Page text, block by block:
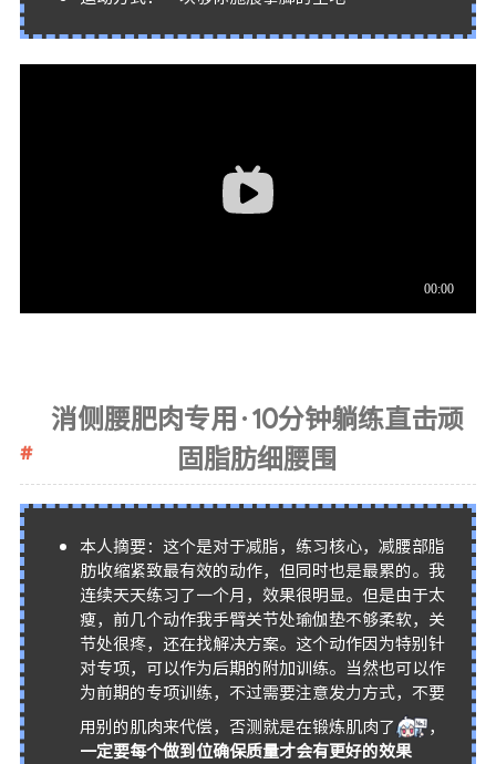
消侧腰肥肉专用·10分钟躺练直击顽
固脂肪细腰围
本人摘要：这个是对于减脂，练习核心，减腰部脂
肪收缩紧致最有效的动作，但同时也是最累的。我
连续天天练习了一个月，效果很明显。但是由于太
瘦，前几个动作我手臂关节处瑜伽垫不够柔软，关
节处很疼，还在找解决方案。这个动作因为特别针
对专项，可以作为后期的附加训练。当然也可以作
为前期的专项训练，不过需要注意发力方式，不要
用别的肌肉来代偿，否测就是在锻炼肌肉了
，
一定要每个做到位确保质量才会有更好的效果